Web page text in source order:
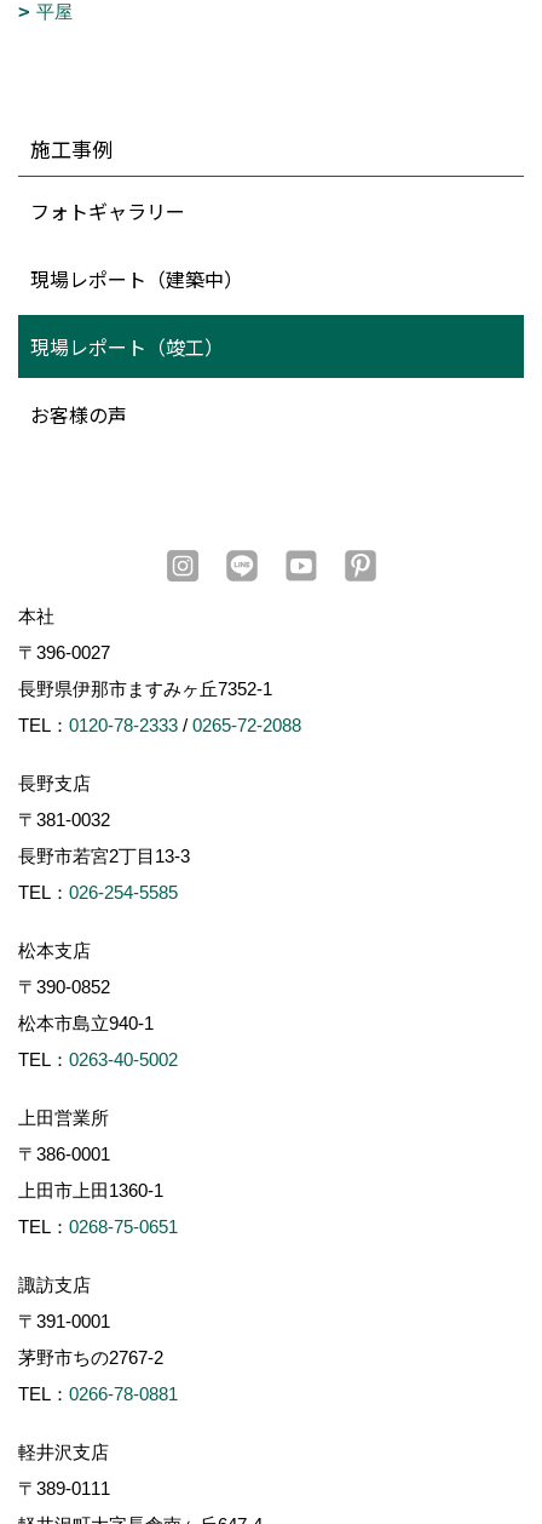
平屋
施工事例
フォトギャラリー
現場レポート（建築中）
現場レポート（竣工）
お客様の声
本社
〒396-0027
長野県伊那市ますみヶ丘7352-1
TEL： 0120-78-2333 / 0265-72-2088
長野支店
〒381-0032
長野市若宮2丁目13-3
TEL： 026-254-5585
松本支店
〒390-0852
松本市島立940-1
TEL： 0263-40-5002
上田営業所
〒386-0001
上田市上田1360-1
TEL： 0268-75-0651
諏訪支店
〒391-0001
茅野市ちの2767-2
TEL： 0266-78-0881
軽井沢支店
〒389-0111